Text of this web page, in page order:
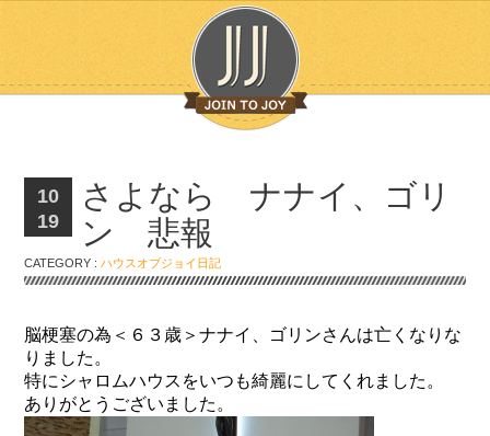
10
19
さよなら ナナイ、ゴリ
ン 悲報
CATEGORY :ハウスオブジョイ日記
脳梗塞の為＜６３歳＞ナナイ、ゴリンさんは亡くなりな
りました。
特にシャロムハウスをいつも綺麗にしてくれました。
ありがとうございました。